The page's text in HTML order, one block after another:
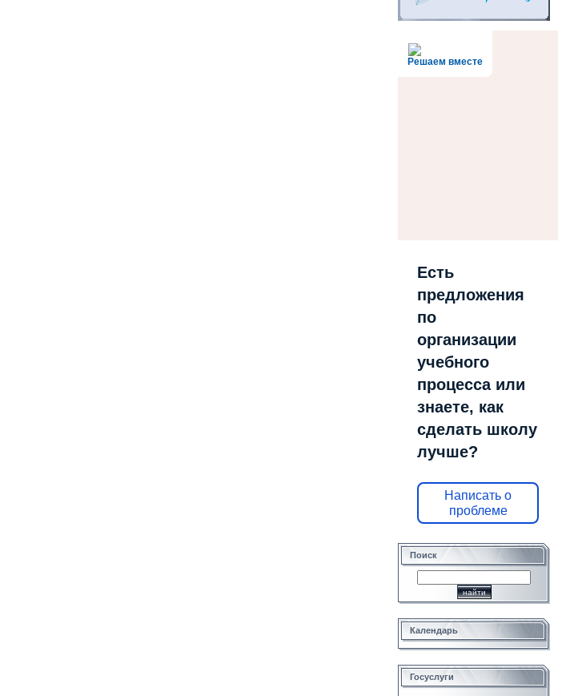
Решаем вместе
Есть
предложения
по
организации
учебного
процесса или
знаете, как
сделать школу
лучше?
Написать о
проблеме
Поиск
Календарь
Госуслуги